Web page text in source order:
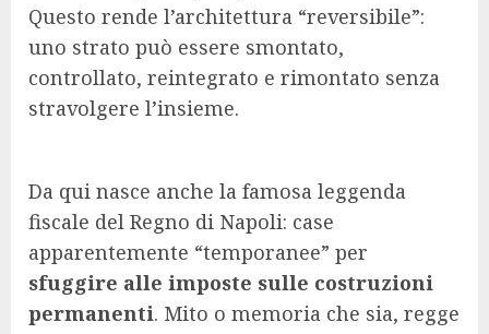
Questo rende l’architettura “reversibile”:
uno strato può essere smontato,
controllato, reintegrato e rimontato senza
stravolgere l’insieme.
Da qui nasce anche la famosa leggenda
fiscale del Regno di Napoli: case
apparentemente “temporanee” per
sfuggire alle imposte sulle costruzioni
permanenti. Mito o memoria che sia, regge